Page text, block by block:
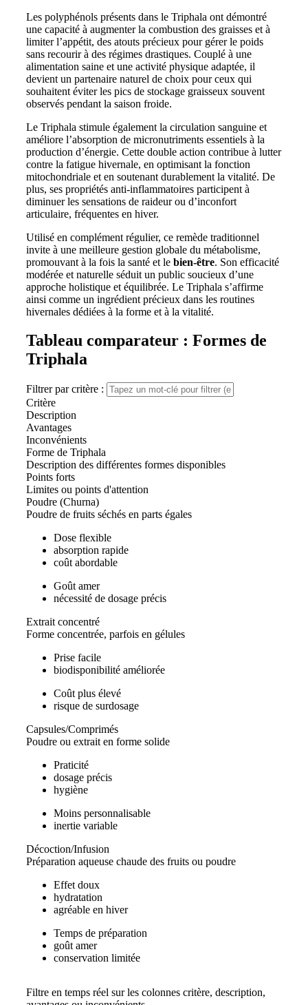
Les polyphénols présents dans le Triphala ont démontré
une capacité à augmenter la combustion des graisses et à
limiter l’appétit, des atouts précieux pour gérer le poids
sans recourir à des régimes drastiques. Couplé à une
alimentation saine et une activité physique adaptée, il
devient un partenaire naturel de choix pour ceux qui
souhaitent éviter les pics de stockage graisseux souvent
observés pendant la saison froide.
Le Triphala stimule également la circulation sanguine et
améliore l’absorption de micronutriments essentiels à la
production d’énergie. Cette double action contribue à lutter
contre la fatigue hivernale, en optimisant la fonction
mitochondriale et en soutenant durablement la vitalité. De
plus, ses propriétés anti-inflammatoires participent à
diminuer les sensations de raideur ou d’inconfort
articulaire, fréquentes en hiver.
Utilisé en complément régulier, ce remède traditionnel
invite à une meilleure gestion globale du métabolisme,
promouvant à la fois la santé et le bien-être. Son efficacité
modérée et naturelle séduit un public soucieux d’une
approche holistique et équilibrée. Le Triphala s’affirme
ainsi comme un ingrédient précieux dans les routines
hivernales dédiées à la forme et à la vitalité.
Tableau comparateur : Formes de
Triphala
Filtrer par critère :
Critère
Description
Avantages
Inconvénients
Forme de Triphala
Description des différentes formes disponibles
Points forts
Limites ou points d'attention
Poudre (Churna)
Poudre de fruits séchés en parts égales
Dose flexible
absorption rapide
coût abordable
Goût amer
nécessité de dosage précis
Extrait concentré
Forme concentrée, parfois en gélules
Prise facile
biodisponibilité améliorée
Coût plus élevé
risque de surdosage
Capsules/Comprimés
Poudre ou extrait en forme solide
Praticité
dosage précis
hygiène
Moins personnalisable
inertie variable
Décoction/Infusion
Préparation aqueuse chaude des fruits ou poudre
Effet doux
hydratation
agréable en hiver
Temps de préparation
goût amer
conservation limitée
Filtre en temps réel sur les colonnes critère, description,